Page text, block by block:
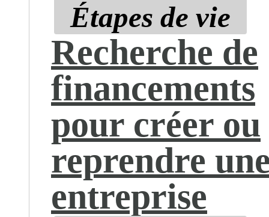
Étapes de vie
Recherche de
financements
pour créer ou
reprendre
entreprise